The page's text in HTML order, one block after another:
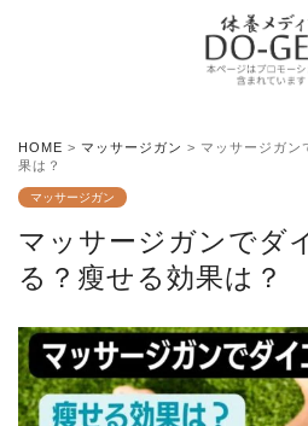
HOME > マッサージガン > マッサージガン
果は？
マッサージガン
マッサージガンでダ
る？瘦せる効果は？